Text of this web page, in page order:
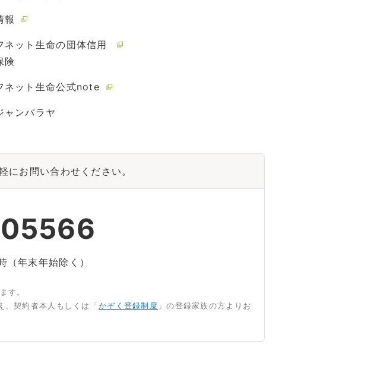
報
ネット生命の団体信用
険
ネット生命公式note
ャンバラヤ
にお問い合わせください。
年末年始除く）
す。
、契約者本人もしくは「かぞく登録制度 」の登録家族の方よりお